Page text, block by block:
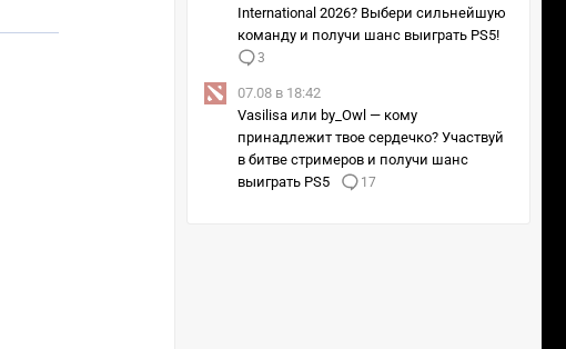
International 2026? Выбери сильнейшую
команду и получи шанс выиграть PS5!
3
07.08 в 18:42
Vasilisa или by_Owl — кому
принадлежит твое сердечко? Участвуй
в битве стримеров и получи шанс
выиграть PS5
17